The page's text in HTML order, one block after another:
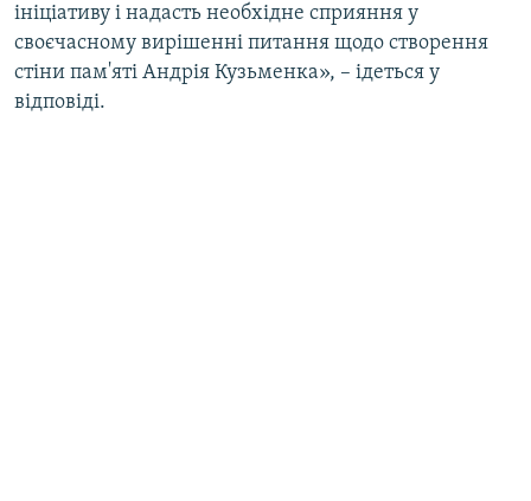
ініціативу і надасть необхідне сприяння у
своєчасному вирішенні питання щодо створення
стіни пам'яті Андрія Кузьменка», – ідеться у
відповіді.